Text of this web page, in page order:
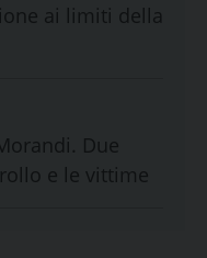
ai limiti della
Due
e le vittime